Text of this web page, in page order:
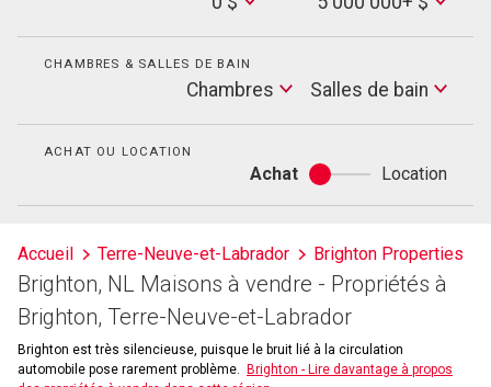
Max
Price
CHAMBRES & SALLES DE BAIN
Chambres
Salles
de
Salles de bain
ACHAT OU LOCATION
Achat
Achat
ou
Location
Accueil Terre-Neuve-et-Labrador Brighton Properties
Brighton, NL Maisons à vendre - Propriétés à
Brighton, Terre-Neuve-et-Labrador
Brighton est très silencieuse, puisque le bruit lié à la circulation
automobile pose rarement problème.
Brighton - Lire davantage à propos